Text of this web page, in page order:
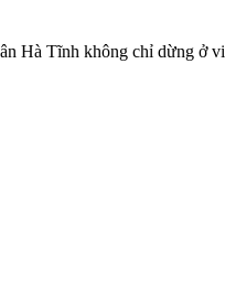
Tĩnh không chỉ dừng ở